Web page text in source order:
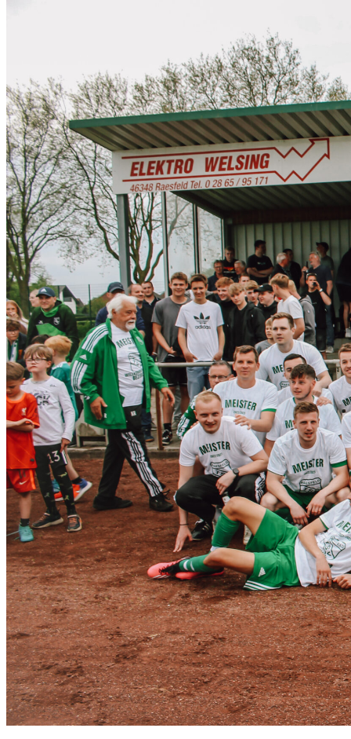
Downloads
Glossar
FAQ
Kontakt
Ansprechpartner
Konto
Primary Menu
Badminton
Budo
Fußball
Leichtathletik
Tennis
Tischtennis
Turnen
Termine
Kurse
News
Blog
Jobs
TSV Raesfeld e.V.
Menschen zusammen und in
Bewegung bringen.
Der TSV Raesfeld e.V. ist mit über 1.350 Mitgliedern in 7
Abteilungen der größte Sportverein der Gemeinde Raesfeld und
trägt seit 1961 zum Leben in der Gemeinde bei. In den sieben
Abteilungen findet sich für alle Altersgruppen und jeden
die passende Sportart: Badminton, Budo, Fußball, Leichtathletik,
Tennis, Tischtennis und Turnen. Auf den folgenden Seiten
informiert der TSV Raesfeld über das Sportangebot,
Veranstaltungen sowie Trainingszeiten und Ansprechpartner.